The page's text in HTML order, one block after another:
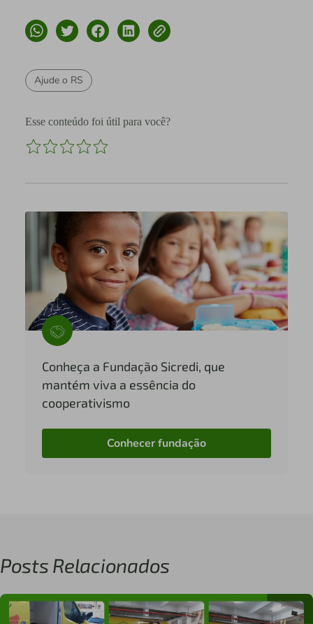
Ajude o RS
Esse conteúdo foi útil para você?
Conheça a Fundação Sicredi, que
mantém viva a essência do
cooperativismo
Conhecer fundação
Posts Relacionados